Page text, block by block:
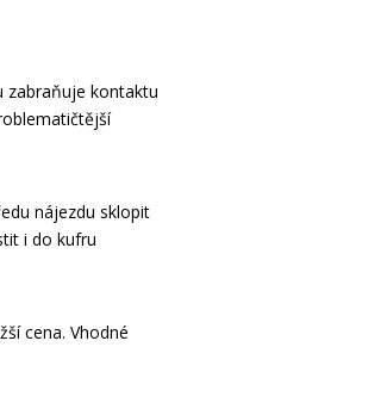
zabraňuje kontaktu
nájezdu sklopit
i do kufru
cena. Vhodné